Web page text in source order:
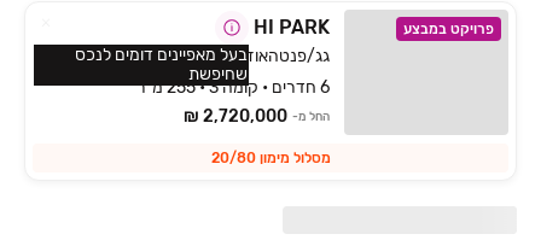
פרויקט במבצע HI PARK
גג/פנטהאוז, פנחס ספיר, מגדל העמק
6 חדרים • קומה 3 • 255 מ״ר
החל מ- 2,720,000 ₪
מסלול מימון 20/80
בעל מאפיינים דומים לנכס
שחיפשת